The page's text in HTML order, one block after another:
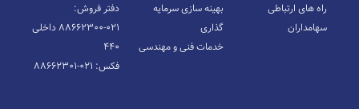
راه های ارتباطی
سهامداران
بهینه سازی سرمایه
گذاری
خدمات فنی و مهندسی
دفتر فروش:
۰۲۱-۸۸۶۶۲۳۰۰ داخلی
۴۴۰
فکس: ۰۲۱-۸۸۶۶۲۳۰۱